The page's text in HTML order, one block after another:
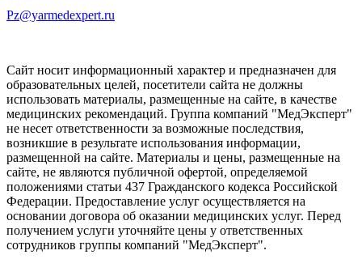
Pz@yarmedexpert.ru
Сайт носит информационный характер и предназначен для
образовательных целей, посетители сайта не должны
использовать материалы, размещенные на сайте, в качестве
медицинских рекомендаций. Группа компаний "МедЭксперт"
не несет ответственности за возможные последствия,
возникшие в результате использования информации,
размещенной на сайте. Материалы и цены, размещенные на
сайте, не являются публичной офертой, определяемой
положениями статьи 437 Гражданского кодекса Российской
Федерации. Предоставление услуг осуществляется на
основании договора об оказании медицинских услуг. Перед
получением услуги уточняйте цены у ответственных
сотрудников группы компаний "МедЭксперт".